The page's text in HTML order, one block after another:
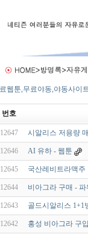
번호
12647 시알리스 저용량
12646 AI 유하 - 웹툰
12645 국산레비트라맥
12644 비아그라 구매 - 파
12643 골드시알리스 1+1
12642 홍성 비아그라 구